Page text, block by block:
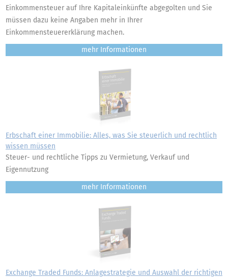
Einkommensteuer auf Ihre Kapitaleinkünfte abgegolten und Sie
müssen dazu keine Angaben mehr in Ihrer
Einkommensteuererklärung machen.
mehr
Erbschaft einer Immobilie: Alles, was Sie steuerlich und rechtlich
wissen müssen
Steuer- und rechtliche Tipps zu Vermietung, Verkauf und
Eigennutzung
mehr
Exchange Traded Funds: Anlagestrategie und Auswahl der richtigen